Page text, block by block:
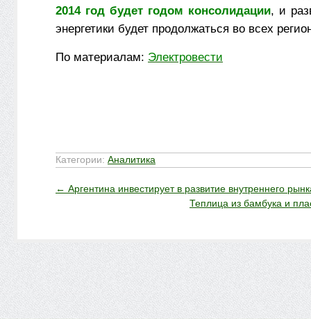
2014 год будет годом консолидации, и
энергетики будет продолжаться во всех
По материалам: Электровести
Категории: Аналитика
← Аргентина инвестирует в развитие внутреннего
Теплица из бамбука и